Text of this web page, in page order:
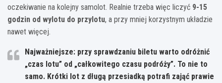
oczekiwanie na kolejny samolot. Realnie trzeba więc liczyć 9-15
godzin od wylotu do przylotu, a przy mniej korzystnym układzie
nawet więcej.
Najważniejsze: przy sprawdzaniu biletu warto odróżnić
„czas lotu” od „całkowitego czasu podróży”. To nie to
samo. Krótki lot z długą przesiadką potrafi zająć prawie